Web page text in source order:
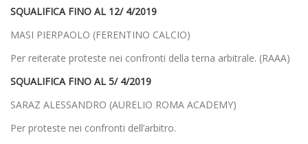
SQUALIFICA FINO AL 12/ 4/2019
MASI PIERPAOLO (FERENTINO CALCIO)
Per reiterate proteste nei confronti della terna arbitrale. (RAAA)
SQUALIFICA FINO AL 5/ 4/2019
SARAZ ALESSANDRO (AURELIO ROMA ACADEMY)
Per proteste nei confronti dell’arbitro.